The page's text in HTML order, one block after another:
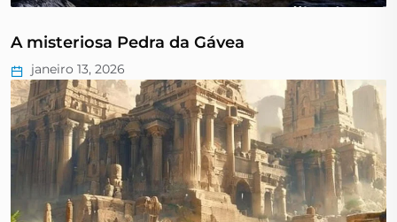
A misteriosa Pedra da Gávea
janeiro 13, 2026